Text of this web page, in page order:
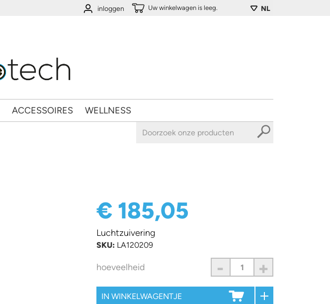
NL
Uw winkelwagen is leeg.
inloggen
ACCESSOIRES WELLNESS
€ 185,05
Luchtzuivering
SKU: LA120209
hoeveelheid - +